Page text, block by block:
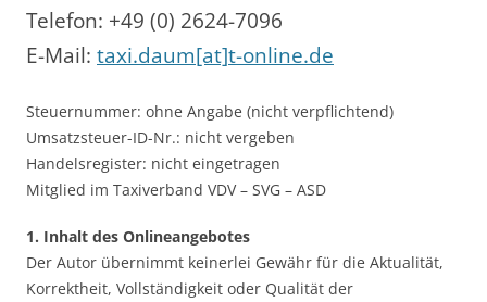
Telefon: +49 (0) 2624-7096
E-Mail: taxi.daum[at]t-online.de
Steuernummer: ohne Angabe (nicht verpflichtend)
Umsatzsteuer-ID-Nr.: nicht vergeben
Handelsregister: nicht eingetragen
Mitglied im Taxiverband VDV – SVG – ASD
1. Inhalt des Onlineangebotes
Der Autor übernimmt keinerlei Gewähr für die Aktualität,
Korrektheit, Vollständigkeit oder Qualität der